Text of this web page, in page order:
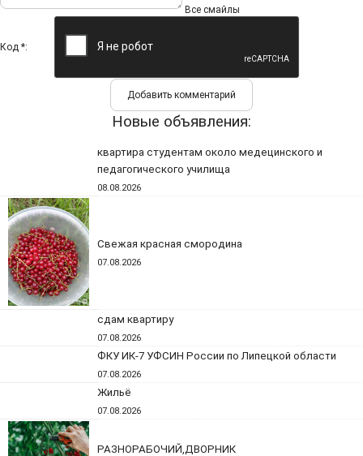
Все смайлы
Код *:
Новые объявления:
квартира студентам около медецинского и
педагогического училища
08.08.2026
Свежая красная смородина
07.08.2026
сдам квартиру
07.08.2026
ФКУ ИК-7 УФСИН России по Липецкой области
07.08.2026
Жильё
07.08.2026
РАЗНОРАБОЧИЙ,ДВОРНИК